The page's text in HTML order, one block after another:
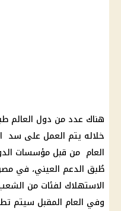
هناك عدد من دول العالم
خلاله يتم العمل على سد
العام من قبل مؤسسات
طُبق الدعم العيني، في
الاستهلاك لفئات من
وفي العام المقبل سيتم